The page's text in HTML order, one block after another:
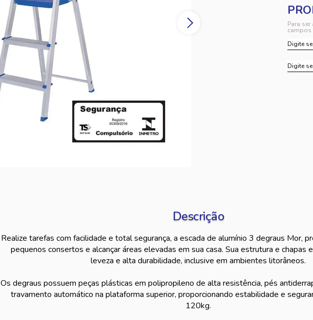
Para
campos
Descrição
Realize tarefas com facilidade e total segurança, a escada de alumínio 3 degraus Mor,
pequenos consertos e alcançar áreas elevadas em sua casa. Sua estrutura e chapas
leveza e alta durabilidade, inclusive em ambientes litorâneos.
Os degraus possuem peças plásticas em polipropileno de alta resistência, pés
travamento automático na plataforma superior, proporcionando estabilidade e
120kg.